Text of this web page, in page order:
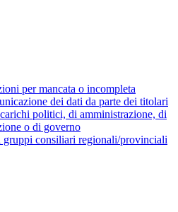
per mancata o incompleta
dei dati da parte dei titolari
politici, di amministrazione, di
o di governo
gruppi consiliari regionali/provinciali